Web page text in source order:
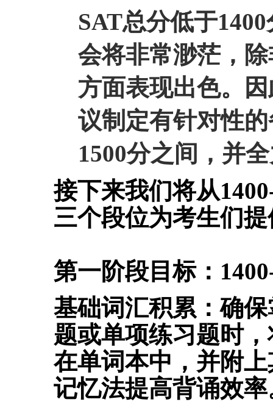
SAT总分低于
会将非常渺茫，
方面表现出色。
议制定有针对性
1500分之间，并
接下来我们将从
三个段位为考生们
第一阶段目标：
基础词汇积累：确保
题或单项练习题时
在单词本中，并附
记忆法提高背诵效率